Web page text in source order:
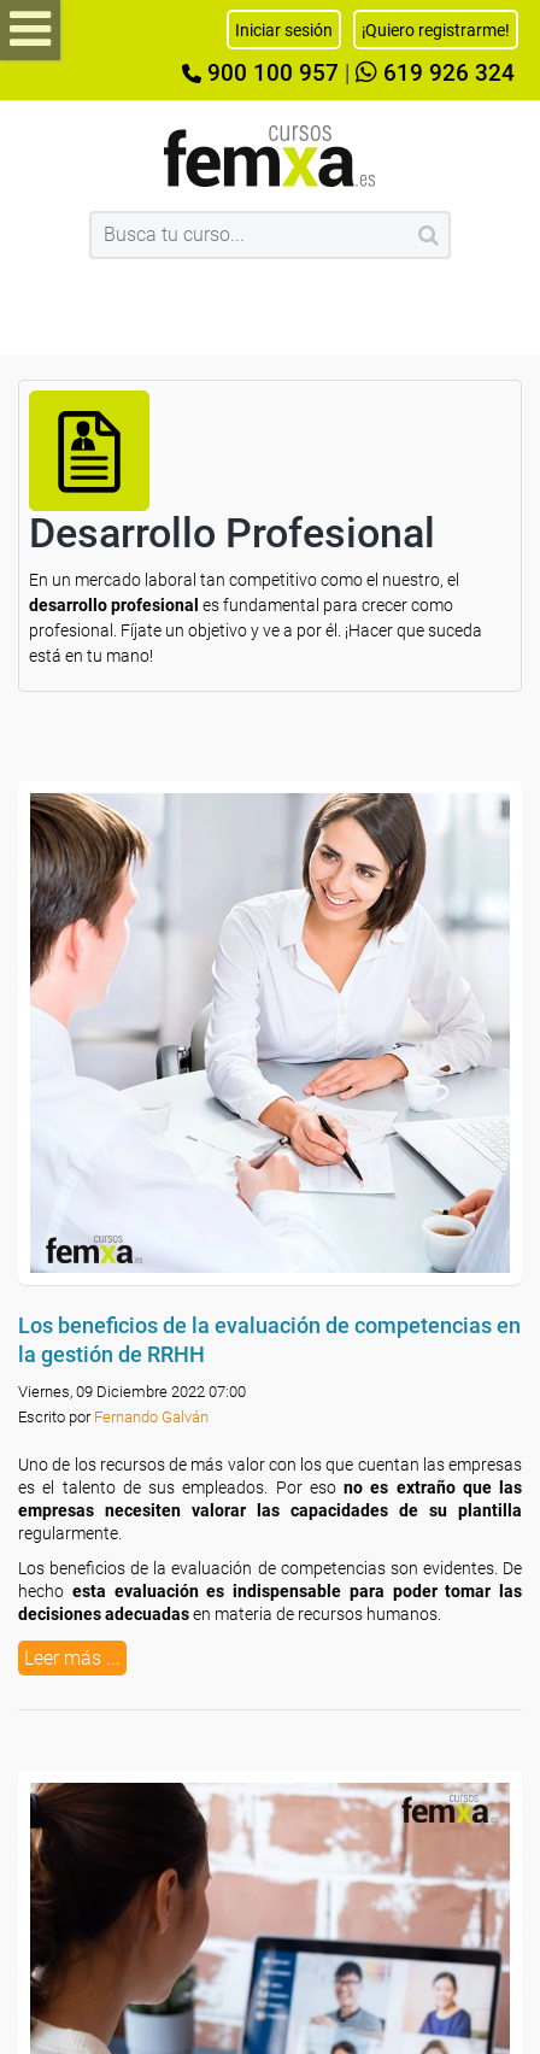
Iniciar sesión ¡Quiero registrarme!
900 100 957 619 926 324
Desarrollo Profesional
En un mercado laboral tan competitivo como el nuestro, el
desarrollo profesional es fundamental para crecer como
profesional. Fíjate un objetivo y ve a por él. ¡Hacer que suceda
está en tu mano!
Los beneficios de la evaluación de competencias en
la gestión de RRHH
Viernes, 09 Diciembre 2022 07:00
Escrito por Fernando Galván
Uno de los recursos de más valor con los que cuentan las empresas
es el talento de sus empleados. Por eso no es extraño que las
empresas necesiten valorar las capacidades de su plantilla
regularmente.
Los beneficios de la evaluación de competencias son evidentes. De
hecho esta evaluación es indispensable para poder tomar las
decisiones adecuadasen materia de recursos humanos.
Leer más ...